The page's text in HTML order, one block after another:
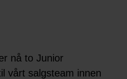
nå to Junior
vårt salgsteam innen